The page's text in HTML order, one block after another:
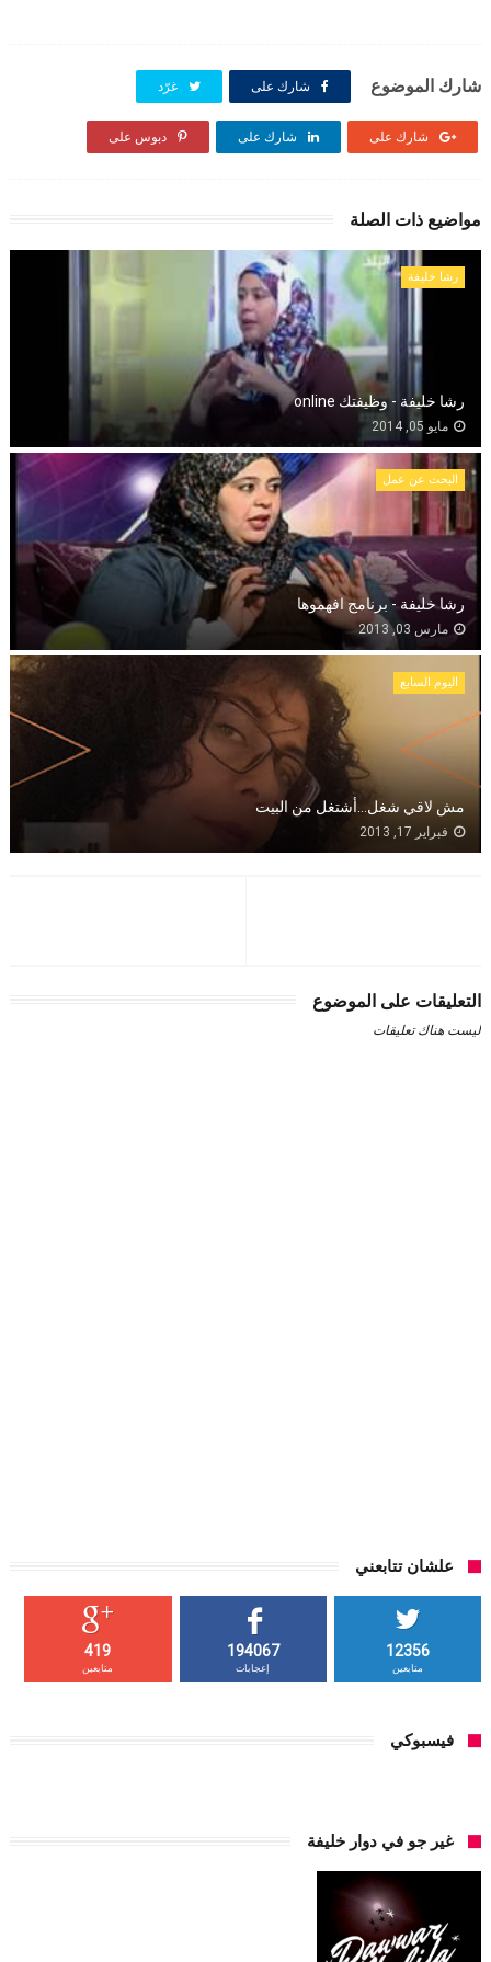
شارك الموضوع شارك على غرّد
شارك على شارك على دبوس على
مواضيع ذات الصلة
رشا خليفة
رشا خليفة - وظيفتك online
مايو 05, 2014
البحث عن عمل
رشا خليفة - برنامج افهموها
مارس 03, 2013
اليوم السابع
مش لاقي شغل...أشتغل من البيت
فبراير 17, 2013
التعليقات على الموضوع
ليست هناك تعليقات
علشان تتابعني
12356
متابعين
194067
إعجابات
419
متابعين
فيسبوكي
غير جو في دوار خليفة